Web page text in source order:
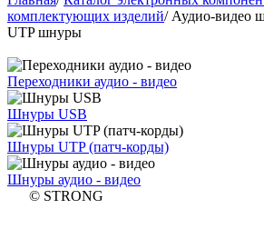
комплектующих изделий/ Аудио-видео
UTP шнуры
Переходники аудио - видео
Шнуры USB
Шнуры UTP (патч-корды)
Шнуры аудио - видео
© STRONG